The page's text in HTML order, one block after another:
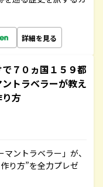
詳細を見る
７０ヵ国１５９都
トラベラーが教え
方
ントラベラー」が、
り方”を全力プレゼ